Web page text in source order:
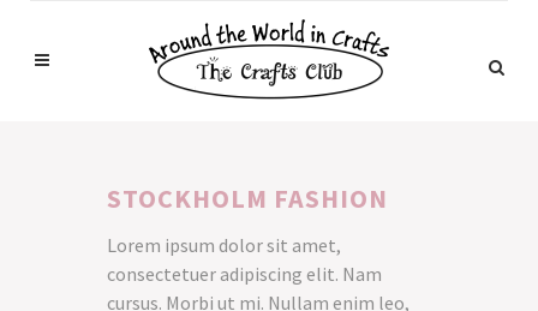
STOCKHOLM FASHION
Lorem ipsum dolor sit amet,
consectetuer adipiscing elit. Nam
cursus. Morbi ut mi. Nullam enim leo,